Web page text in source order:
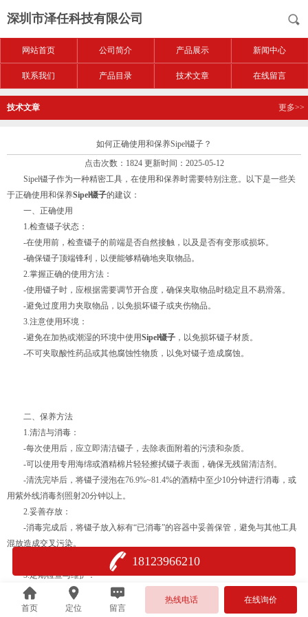
深圳市泽任科技有限公司
网站首页 公司简介 产品展示 新闻中心
联系我们 产品目录 技术文章 在线留言
技术文章 更多>>
如何正确使用和保养Sipel镊子？
点击次数：1824 更新时间：2025-05-12
Sipel镊子作为一种精密工具，在使用和保养时需要特别注意。以下是一些关
于正确使用和保养Sipel镊子的建议：
一、正确使用
1.检查镊子状态：
-在使用前，检查镊子的前端是否自然接触，以及是否有变形或损坏。
-确保镊子顶端锋利，以便能够精确地夹取物品。
2.掌握正确的使用方法：
-使用镊子时，应根据需要调节开合度，确保夹取物品时稳定且不易滑落。
-避免过度用力夹取物品，以免损坏镊子或夹伤物品。
3.注意使用环境：
-避免在加热或潮湿的环境中使用Sipel镊子 ，以免损坏镊子材质。
-不可夹取酸性药品或其他腐蚀性物质，以免对镊子造成腐蚀。
二、保养方法
1.清洁与消毒：
-每次使用后，应立即清洁镊子，去除表面附着的污渍和杂质。
-可以使用专用海绵或酒精棉片轻轻擦拭镊子表面，确保无残留清洁剂。
-清洗完毕后，将镊子浸泡在76.9%~81.4%的酒精中至少10分钟进行消毒，或
用紫外线消毒剂照射20分钟以上。
2.妥善存放：
-消毒完成后，将镊子放入标有“已消毒”的容器中妥善保管，避免与其他工具
混放造成交叉污染。
-存放时应保持镊子干燥，避免受潮或生锈。
3.定期检查与维护：
-定期检查镊子的顶端是否锋利，以及是否有变形或损坏的迹象。
-如发现镊子有损坏或磨损，应及时更换新的镊子，以确保使用安全。
18123966210
首页 定位 留言
热线电话 在线询价